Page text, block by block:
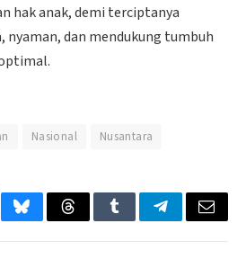
hak anak, demi terciptanya
nyaman, dan mendukung tumbuh
Nasional Nusantara
BlueskyThreadsTumblrTelegramEmail